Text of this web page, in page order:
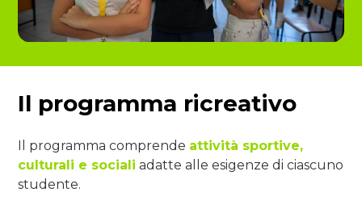
Il programma ricreativo
Il programma comprende attività sportive,
culturali e sociali adatte alle esigenze di ciascuno
studente.